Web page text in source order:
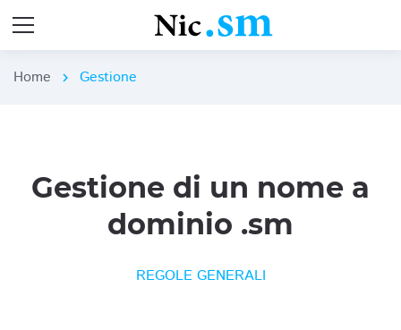
Home chevron_right Gestione
Gestione di un nome a
dominio .sm
REGOLE GENERALI